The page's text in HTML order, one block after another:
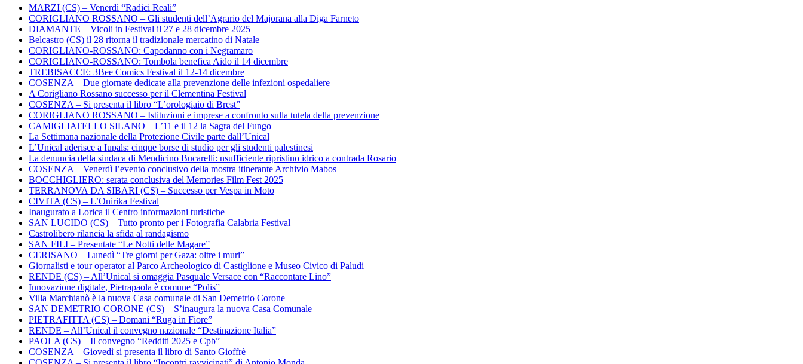
MARZI (CS) – Venerdì “Radici Reali”
CORIGLIANO ROSSANO – Gli studenti dell’Agrario del Majorana alla Diga Farneto
DIAMANTE – Vicoli in Festival il 27 e 28 dicembre 2025
Belcastro (CS) il 28 ritorna il tradizionale mercatino di Natale
CORIGLIANO-ROSSANO: Capodanno con i Negramaro
CORIGLIANO-ROSSANO: Tombola benefica Aido il 14 dicembre
TREBISACCE: 3Bee Comics Festival il 12-14 dicembre
COSENZA – Due giornate dedicate alla prevenzione delle infezioni ospedaliere
A Corigliano Rossano successo per il Clementina Festival
COSENZA – Si presenta il libro “L’orologiaio di Brest”
CORIGLIANO ROSSANO – Istituzioni e imprese a confronto sulla tutela della prevenzione
CAMIGLIATELLO SILANO – L’11 e il 12 la Sagra del Fungo
La Settimana nazionale della Protezione Civile parte dall’Unical
L’Unical aderisce a Iupals: cinque borse di studio per gli studenti palestinesi
La denuncia della sindaca di Mendicino Bucarelli: nsufficiente ripristino idrico a contrada Rosario
COSENZA – Venerdì l’evento conclusivo della mostra itinerante Archivio Mabos
BOCCHIGLIERO: serata conclusiva del Memories Film Fest 2025
TERRANOVA DA SIBARI (CS) – Successo per Vespa in Moto
CIVITA (CS) – L’Onirika Festival
Inaugurato a Lorica il Centro informazioni turistiche
SAN LUCIDO (CS) – Tutto pronto per i Fotografia Calabria Festival
Castrolibero rilancia la sfida al randagismo
SAN FILI – Presentate “Le Notti delle Magare”
CERISANO – Lunedì “Tre giorni per Gaza: oltre i muri”
Giornalisti e tour operator al Parco Archeologico di Castiglione e Museo Civico di Paludi
RENDE (CS) – All’Unical si omaggia Pasquale Versace con “Raccontare Lino”
Innovazione digitale, Pietrapaola è comune “Polis”
Villa Marchianò è la nuova Casa comunale di San Demetrio Corone
SAN DEMETRIO CORONE (CS) – S’inaugura la nuova Casa Comunale
PIETRAFITTA (CS) – Domani “Ruga in Fiore”
RENDE – All’Unical il convegno nazionale “Destinazione Italia”
PAOLA (CS) – Il convegno “Redditi 2025 e Cpb”
COSENZA – Giovedì si presenta il libro di Santo Gioffrè